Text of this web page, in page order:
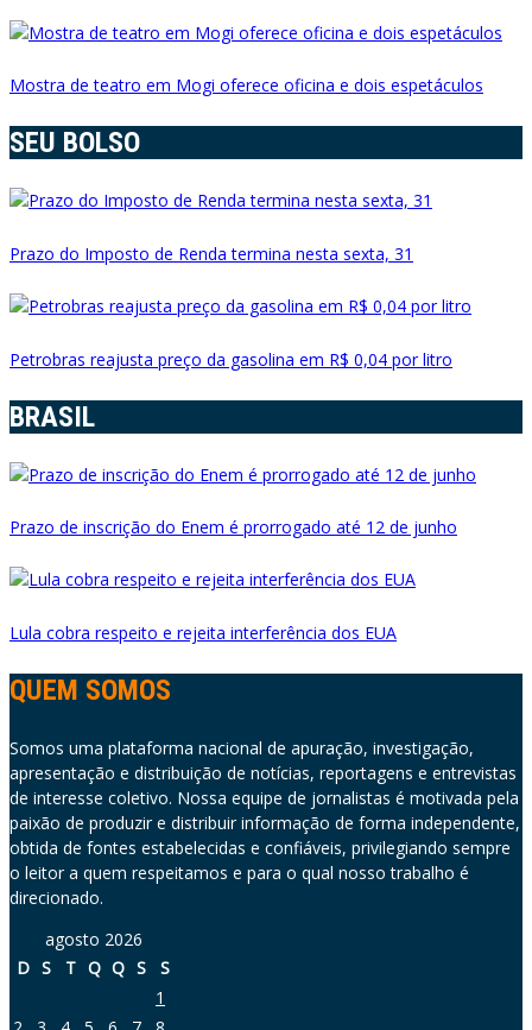
Mostra de teatro em Mogi oferece oficina e dois espetáculos
SEU BOLSO
Prazo do Imposto de Renda termina nesta sexta, 31
Petrobras reajusta preço da gasolina em R$ 0,04 por litro
BRASIL
Prazo de inscrição do Enem é prorrogado até 12 de junho
Lula cobra respeito e rejeita interferência dos EUA
QUEM SOMOS
Somos uma plataforma nacional de apuração, investigação,
apresentação e distribuição de notícias, reportagens e entrevistas
de interesse coletivo. Nossa equipe de jornalistas é motivada pela
paixão de produzir e distribuir informação de forma independente,
obtida de fontes estabelecidas e confiáveis, privilegiando sempre
o leitor a quem respeitamos e para o qual nosso trabalho é
direcionado.
agosto 2026
D S T Q Q S
S
1